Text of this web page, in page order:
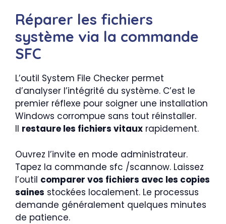
Réparer les fichiers
système via la commande
SFC
L’outil System File Checker permet
d’analyser l’intégrité du système. C’est le
premier réflexe pour soigner une installation
Windows corrompue sans tout réinstaller.
Il restaure les fichiers vitaux rapidement.
Ouvrez l’invite en mode administrateur.
Tapez la commande sfc /scannow. Laissez
l’outil comparer vos fichiers avec les copies
saines stockées localement. Le processus
demande généralement quelques minutes
de patience.